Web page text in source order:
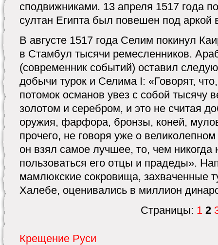
сподвижниками. 13 апреля 1517 года
султан Египта был повешен под аркой
В августе 1517 года Селим покинул
в Стамбул тысячи ремесленников.
(современник событий) оставил
добычи турок и Селима I: «Говорят,
потомок османов увез с собой тысячу
золотом и серебром, и это не считая
оружия, фарфора, бронзы, коней,
прочего, не говоря уже о
он взял самое лучшее, то, чем никогда
пользоваться его отцы и прадеды».
мамлюкские сокровища, захваченные
Халебе, оценивались в миллион
Страницы: 1 2
Крещение Руси